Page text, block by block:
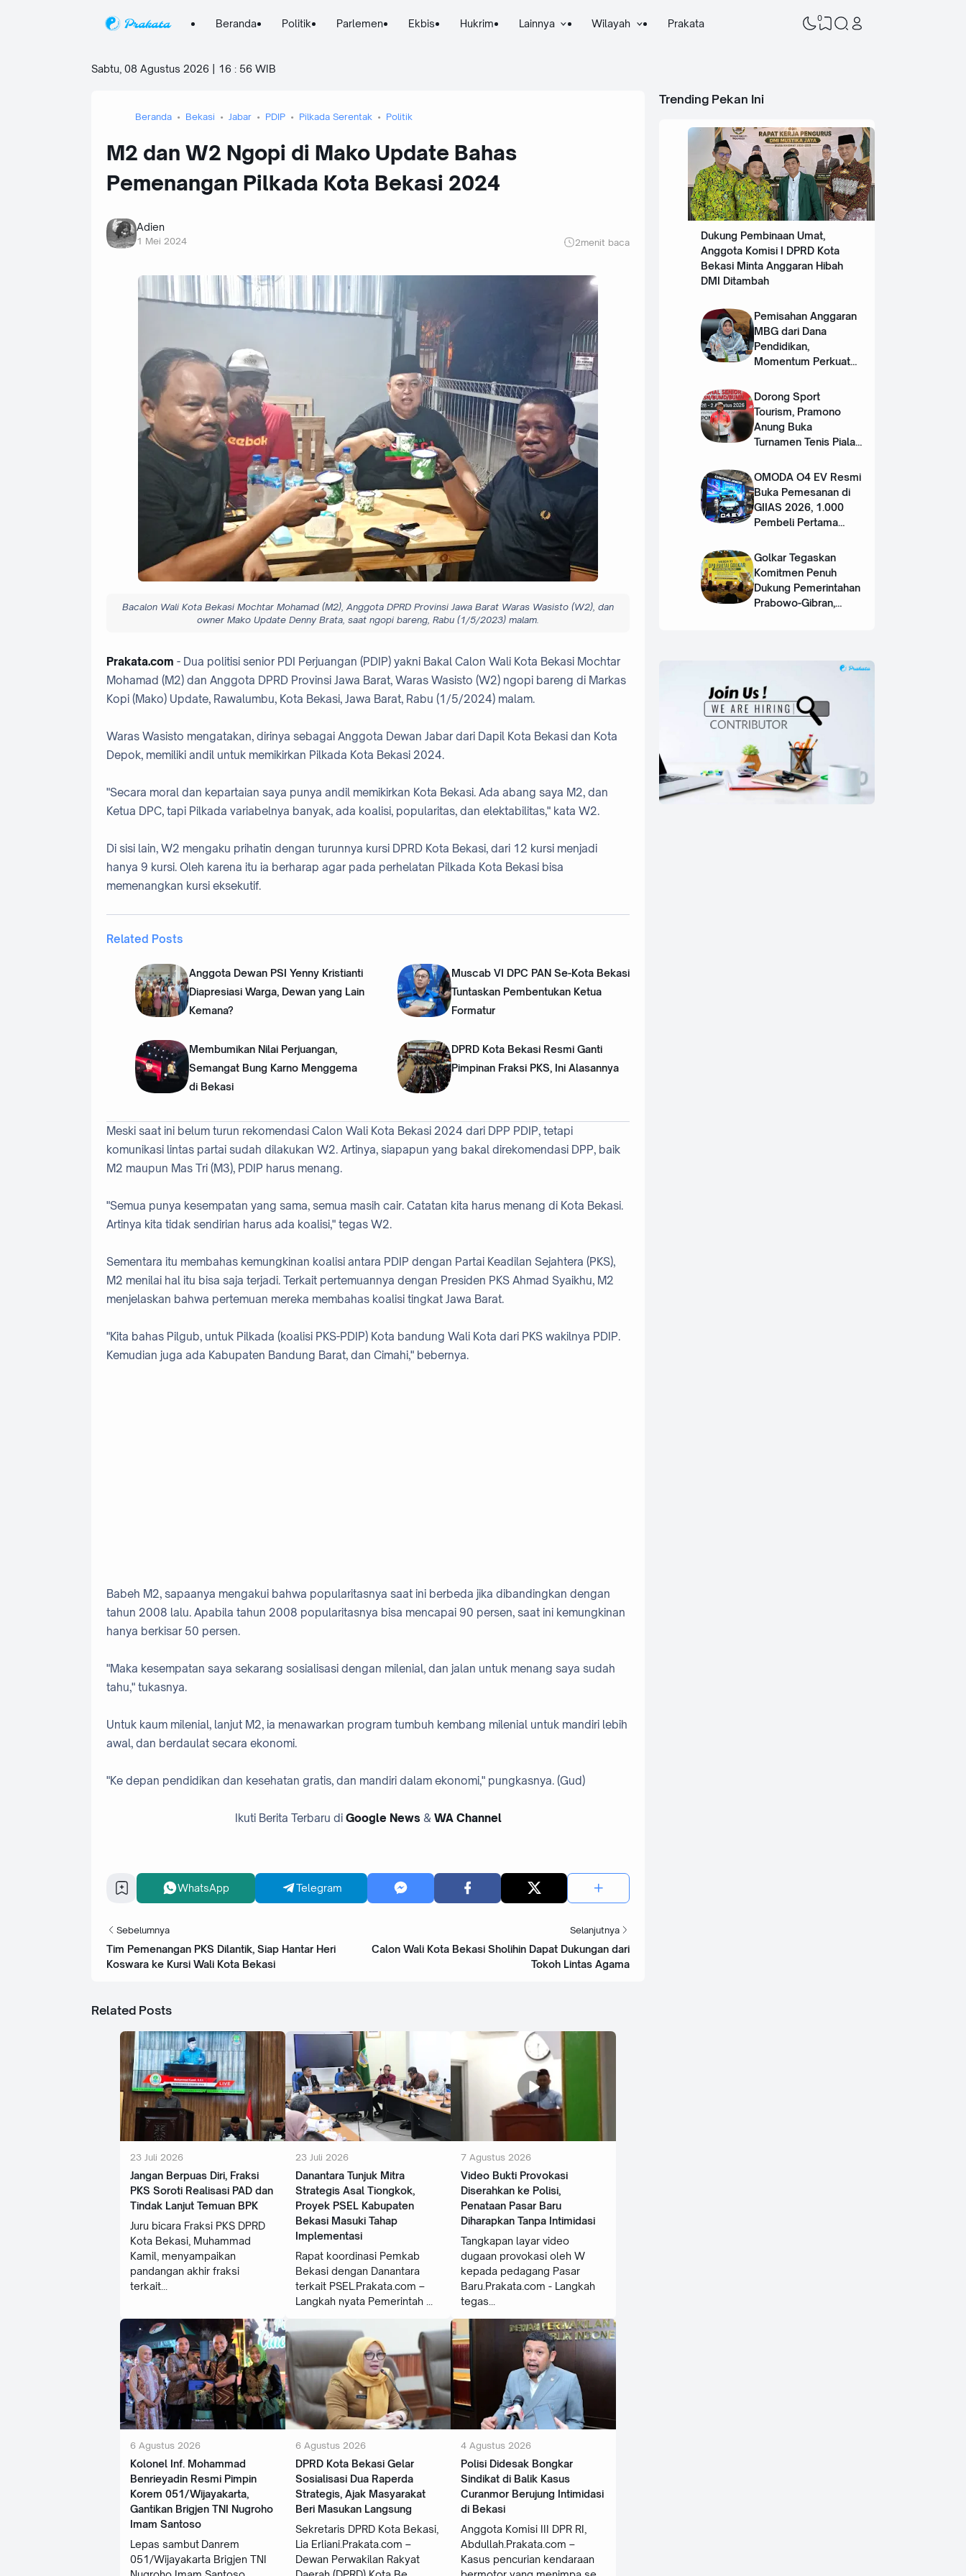
Beranda Politik Parlemen Ekbis Hukrim Lainnya Wilayah Prakata 0
Sabtu, 08 Agustus 2026 | 16 : 56 WIB
Beranda Bekasi Jabar PDIP Pilkada Serentak Politik
M2 dan W2 Ngopi di Mako Update Bahas
Pemenangan Pilkada Kota Bekasi 2024
Adien
1 Mei 2024 2menit baca
Bacalon Wali Kota Bekasi Mochtar Mohamad (M2), Anggota DPRD Provinsi Jawa Barat Waras Wasisto (W2), dan
owner Mako Update Denny Brata, saat ngopi bareng, Rabu (1/5/2023) malam.
Prakata.com - Dua politisi senior PDI Perjuangan (PDIP) yakni Bakal Calon Wali Kota Bekasi Mochtar
Mohamad (M2) dan Anggota DPRD Provinsi Jawa Barat, Waras Wasisto (W2) ngopi bareng di Markas
Kopi (Mako) Update, Rawalumbu, Kota Bekasi, Jawa Barat, Rabu (1/5/2024) malam.
Waras Wasisto mengatakan, dirinya sebagai Anggota Dewan Jabar dari Dapil Kota Bekasi dan Kota
Depok, memiliki andil untuk memikirkan Pilkada Kota Bekasi 2024.
"Secara moral dan kepartaian saya punya andil memikirkan Kota Bekasi. Ada abang saya M2, dan
Ketua DPC, tapi Pilkada variabelnya banyak, ada koalisi, popularitas, dan elektabilitas," kata W2.
Di sisi lain, W2 mengaku prihatin dengan turunnya kursi DPRD Kota Bekasi, dari 12 kursi menjadi
hanya 9 kursi. Oleh karena itu ia berharap agar pada perhelatan Pilkada Kota Bekasi bisa
memenangkan kursi eksekutif.
Related Posts
‎Anggota Dewan PSI Yenny Kristianti
Diapresiasi Warga, Dewan yang Lain
Kemana?
‎Muscab VI DPC PAN Se-Kota Bekasi
Tuntaskan Pembentukan Ketua
Formatur
Membumikan Nilai Perjuangan,
Semangat Bung Karno Menggema
di Bekasi
‎DPRD Kota Bekasi Resmi Ganti
Pimpinan Fraksi PKS, Ini Alasannya
Meski saat ini belum turun rekomendasi Calon Wali Kota Bekasi 2024 dari DPP PDIP, tetapi
komunikasi lintas partai sudah dilakukan W2. Artinya, siapapun yang bakal direkomendasi DPP, baik
M2 maupun Mas Tri (M3), PDIP harus menang.
"Semua punya kesempatan yang sama, semua masih cair. Catatan kita harus menang di Kota Bekasi.
Artinya kita tidak sendirian harus ada koalisi," tegas W2.
Sementara itu membahas kemungkinan koalisi antara PDIP dengan Partai Keadilan Sejahtera (PKS),
M2 menilai hal itu bisa saja terjadi. Terkait pertemuannya dengan Presiden PKS Ahmad Syaikhu, M2
menjelaskan bahwa pertemuan mereka membahas koalisi tingkat Jawa Barat.
"Kita bahas Pilgub, untuk Pilkada (koalisi PKS-PDIP) Kota bandung Wali Kota dari PKS wakilnya PDIP.
Kemudian juga ada Kabupaten Bandung Barat, dan Cimahi," bebernya.
Babeh M2, sapaanya mengakui bahwa popularitasnya saat ini berbeda jika dibandingkan dengan
tahun 2008 lalu. Apabila tahun 2008 popularitasnya bisa mencapai 90 persen, saat ini kemungkinan
hanya berkisar 50 persen.
"Maka kesempatan saya sekarang sosialisasi dengan milenial, dan jalan untuk menang saya sudah
tahu," tukasnya.
Untuk kaum milenial, lanjut M2, ia menawarkan program tumbuh kembang milenial untuk mandiri lebih
awal, dan berdaulat secara ekonomi.
"Ke depan pendidikan dan kesehatan gratis, dan mandiri dalam ekonomi," pungkasnya. (Gud)
Ikuti Berita Terbaru di Google News& WA Channel
WhatsApp Telegram
Sebelumnya
Tim Pemenangan PKS Dilantik, Siap Hantar Heri
Koswara ke Kursi Wali Kota Bekasi
Selanjutnya
Calon Wali Kota Bekasi Sholihin Dapat Dukungan dari
Tokoh Lintas Agama
Related Posts
23 Juli 2026
‎Jangan Berpuas Diri, Fraksi
PKS Soroti Realisasi PAD dan
Tindak Lanjut Temuan BPK
Juru bicara Fraksi PKS DPRD
Kota Bekasi, Muhammad
Kamil, menyampaikan
pandangan akhir fraksi
terkait
23 Juli 2026
Danantara Tunjuk Mitra
Strategis Asal Tiongkok,
Proyek PSEL Kabupaten
Bekasi Masuki Tahap
Implementasi
Rapat koordinasi Pemkab
Bekasi dengan Danantara
terkait PSEL.Prakata.com –
Langkah nyata Pemerintah
7 Agustus 2026
‎Video Bukti Provokasi
Diserahkan ke Polisi,
Penataan Pasar Baru
Diharapkan Tanpa Intimidasi
Tangkapan layar video
dugaan provokasi oleh W
kepada pedagang Pasar
Baru.Prakata.com - Langkah
tegas
6 Agustus 2026
Kolonel Inf. Mohammad
Benrieyadin Resmi Pimpin
Korem 051/Wijayakarta,
Gantikan Brigjen TNI Nugroho
Imam Santoso
Lepas sambut Danrem
051/Wijayakarta Brigjen TNI
6 Agustus 2026
DPRD Kota Bekasi Gelar
Sosialisasi Dua Raperda
Strategis, Ajak Masyarakat
Beri Masukan Langsung
Sekretaris DPRD Kota Bekasi,
Lia Erliani.Prakata.com –
Dewan Perwakilan Rakyat
4 Agustus 2026
‎Polisi Didesak Bongkar
Sindikat di Balik Kasus
Curanmor Berujung Intimidasi
di Bekasi
Anggota Komisi III DPR RI,
Abdullah.Prakata.com –
Kasus pencurian kendaraan
Trending Pekan Ini
Dukung Pembinaan Umat,
Anggota Komisi I DPRD Kota
Bekasi Minta Anggaran Hibah
DMI Ditambah
Pemisahan Anggaran
MBG dari Dana
Pendidikan,
Momentum Perkuat
Dorong Sport
Tourism, Pramono
Anung Buka
Turnamen Tenis Piala
OMODA O4 EV Resmi
Buka Pemesanan di
GIIAS 2026, 1.000
Pembeli Pertama
Juta
Golkar Tegaskan
Komitmen Penuh
Dukung Pemerintahan
Prabowo-Gibran,